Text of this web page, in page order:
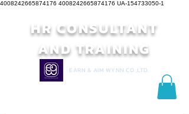
4008242665874176 4008242665874176 UA-154733050-1
HR CONSULTANT
AND TRAINING
EARN & AIM WYNN CO.,LTD.